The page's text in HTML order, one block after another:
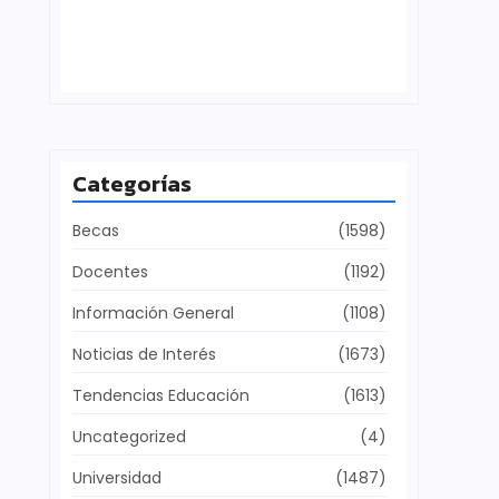
Categorías
Becas
(1598)
Docentes
(1192)
Información General
(1108)
Noticias de Interés
(1673)
Tendencias Educación
(1613)
Uncategorized
(4)
Universidad
(1487)